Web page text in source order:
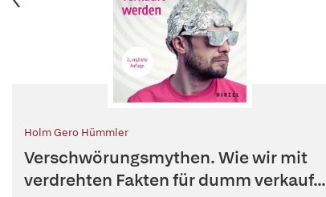
Holm Gero Hümmler
Verschwörungsmythen. Wie wir mit
verdrehten Fakten für dumm verkauf...